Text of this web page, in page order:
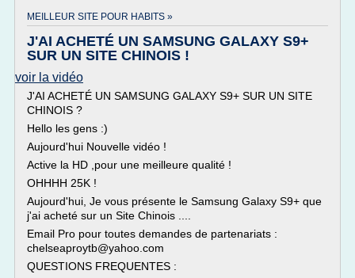
MEILLEUR SITE POUR HABITS »
J'AI ACHETÉ UN SAMSUNG GALAXY S9+
SUR UN SITE CHINOIS !
voir la vidéo
J'AI ACHETÉ UN SAMSUNG GALAXY S9+ SUR UN SITE
CHINOIS ?
Hello les gens :)
Aujourd'hui Nouvelle vidéo !
Active la HD ,pour une meilleure qualité !
OHHHH 25K !
Aujourd'hui, Je vous présente le Samsung Galaxy S9+ que
j'ai acheté sur un Site Chinois ....
Email Pro pour toutes demandes de partenariats :
chelseaproytb@yahoo.com
QUESTIONS FREQUENTES :